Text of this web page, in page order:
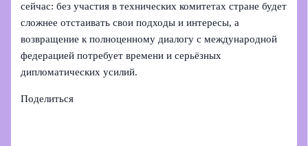
сейчас: без участия в технических комитетах стране будет
сложнее отстаивать свои подходы и интересы, а
возвращение к полноценному диалогу с международной
федерацией потребует времени и серьёзных
дипломатических усилий.
Поделиться